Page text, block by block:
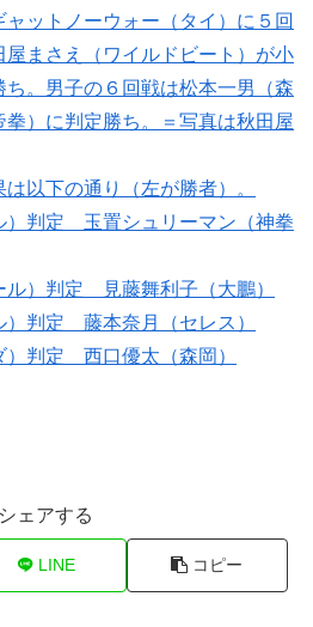
ットノーウォー（タイ）に５回
屋まさえ（ワイルドビート）が小
。男子の６回戦は松本一男（森
）に判定勝ち。＝写真は秋田屋
以下の通り（左が勝者）。
）判定 玉置シュリーマン（神拳
ル）判定 見藤舞利子（大鵬）
）判定 藤本奈月（セレス）
）判定 西口優太（森岡）
シェアする
LINE コピー